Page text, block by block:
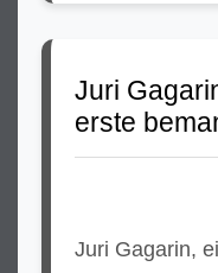
Juri
erste
Juri Gagarin,